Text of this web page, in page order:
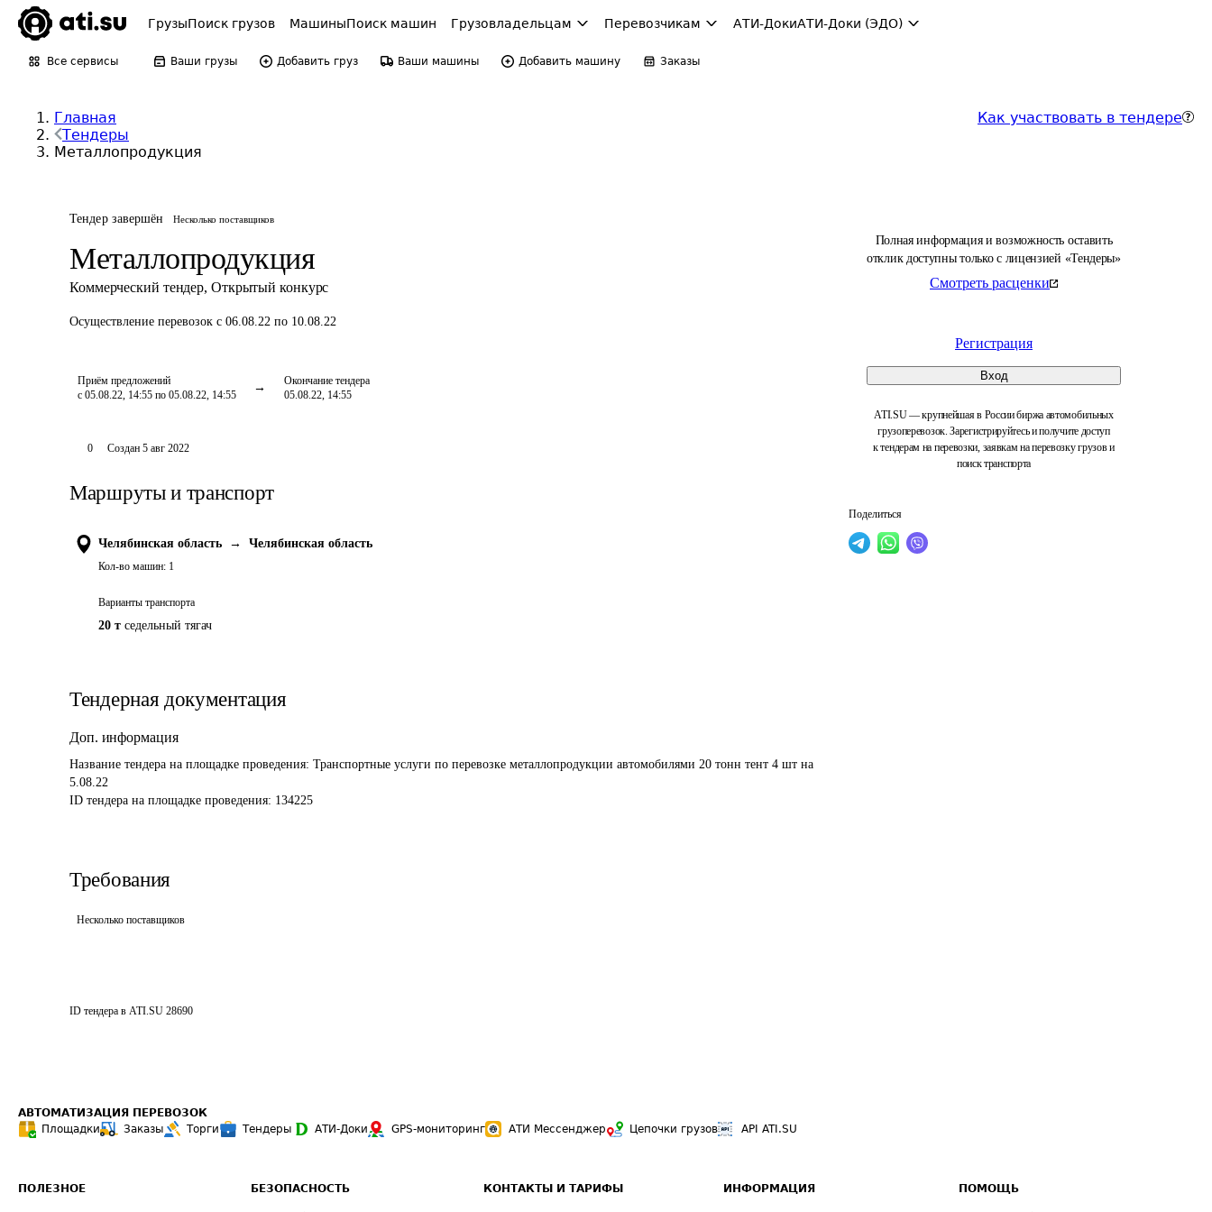
ГрузыПоиск грузов МашиныПоиск машин Грузовладельцам Перевозчикам АТИ-ДокиАТИ-Доки (ЭДО)
Все сервисы Ваши грузы Добавить груз Ваши машины Добавить машину Заказы
Главная
Тендеры
Металлопродукция
Как участвовать в тендере
Тендер завершён Несколько поставщиков
Металлопродукция
Коммерческий тендер, Открытый конкурс
Осуществление перевозок с 06.08.22 по 10.08.22
Приём предложений
с 05.08.22, 14:55 по 05.08.22, 14:55
Окончание тендера
05.08.22, 14:55
Полная информация и возможность оставить
отклик доступны только с лицензией «Тендеры»
Смотреть расценки
Регистрация
Вход
ATI.SU — крупнейшая в России биржа автомобильных
грузоперевозок. Зарегистрируйтесь и получите доступ
к тендерам на перевозки, заявкам на перевозку грузов и
поиск транспорта
Поделиться
0 Создан 5 авг 2022
Маршруты и транспорт
Челябинская область → Челябинская область
Кол-во машин: 1
Варианты транспорта
20 т седельный тягач
Тендерная документация
Доп. информация
Название тендера на площадке проведения: Транспортные услуги по перевозке металлопродукции автомобилями 20 тонн тент 4 шт на
5.08.22
ID тендера на площадке проведения: 134225
Требования
Несколько поставщиков
ID тендера в ATI.SU 28690
АВТОМАТИЗАЦИЯ ПЕРЕВОЗОК
Площадки
Заказы Торги Тендеры АТИ-Доки GPS-мониторинг АТИ Мессенджер Цепочки грузов API ATI.SU
ПОЛЕЗНОЕ БЕЗОПАСНОСТЬ КОНТАКТЫ И ТАРИФЫ ИНФОРМАЦИЯ ПОМОЩЬ